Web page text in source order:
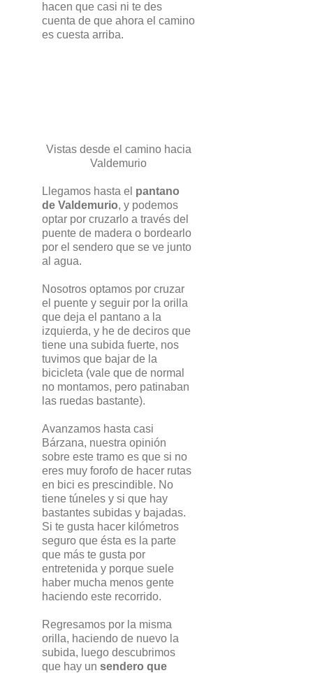
hacen que casi ni te des
cuenta de que ahora el camino
es cuesta arriba.
Vistas desde el camino hacia
Valdemurio
Llegamos hasta el pantano
de Valdemurio, y podemos
optar por cruzarlo a través del
puente de madera o bordearlo
por el sendero que se ve junto
al agua.
Nosotros optamos por cruzar
el puente y seguir por la orilla
que deja el pantano a la
izquierda, y he de deciros que
tiene una subida fuerte, nos
tuvimos que bajar de la
bicicleta (vale que de normal
no montamos, pero patinaban
las ruedas bastante).
Avanzamos hasta casi
Bárzana, nuestra opinión
sobre este tramo es que si no
eres muy forofo de hacer rutas
en bici es prescindible. No
tiene túneles y si que hay
bastantes subidas y bajadas.
Si te gusta hacer kilómetros
seguro que ésta es la parte
que más te gusta por
entretenida y porque suele
haber mucha menos gente
haciendo este recorrido.
Regresamos por la misma
orilla, haciendo de nuevo la
subida, luego descubrimos
que hay un sendero que